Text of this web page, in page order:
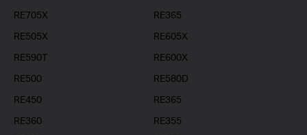
RE705X
RE365
RE505X
RE605X
RE590T
RE600X
RE500
RE580D
RE450
RE365
RE360
RE355